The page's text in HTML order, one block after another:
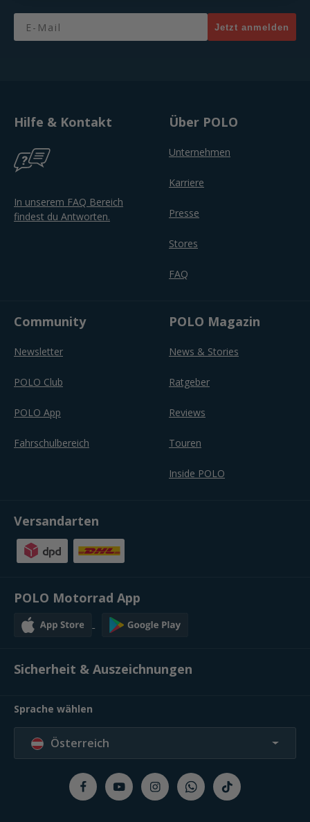
Email
Jetzt anmelden
Hilfe & Kontakt
In unserem FAQ Bereich
findest du Antworten.
Über POLO
Unternehmen
Karriere
Presse
Stores
FAQ
Community
Newsletter
POLO Club
POLO App
Fahrschulbereich
POLO Magazin
News & Stories
Ratgeber
Reviews
Touren
Inside POLO
Versandarten
POLO Motorrad App
Sicherheit & Auszeichnungen
Sprache wählen
Österreich